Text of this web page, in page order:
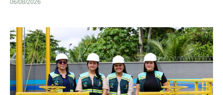
06/08/2026